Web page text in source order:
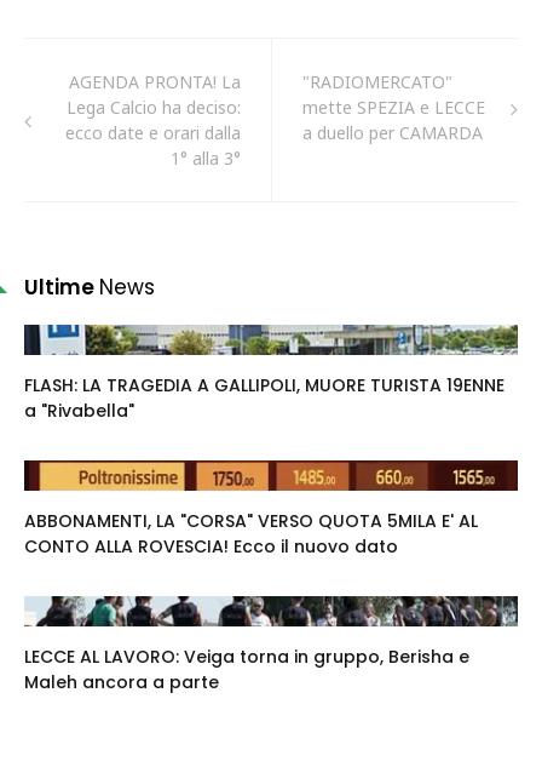
AGENDA PRONTA! La
Lega Calcio ha deciso:
ecco date e orari dalla
1° alla 3°
"RADIOMERCATO"
mette SPEZIA e LECCE
a duello per CAMARDA
Ultime News
FLASH: LA TRAGEDIA A GALLIPOLI, MUORE TURISTA 19ENNE
a "Rivabella"
ABBONAMENTI, LA "CORSA" VERSO QUOTA 5MILA E' AL
CONTO ALLA ROVESCIA! Ecco il nuovo dato
LECCE AL LAVORO: Veiga torna in gruppo, Berisha e
Maleh ancora a parte